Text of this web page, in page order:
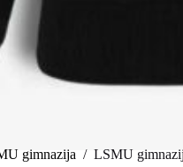
gimnazija / LSMU